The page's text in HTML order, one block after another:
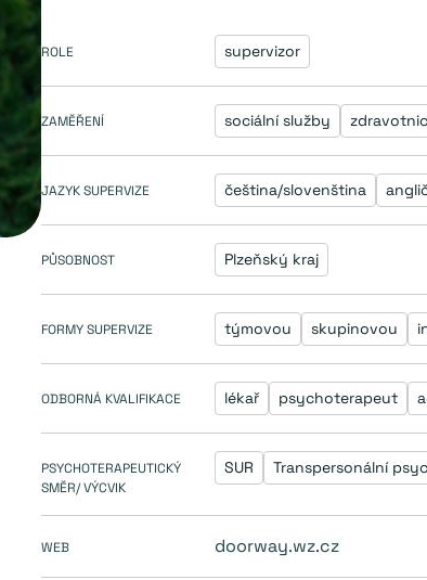
ROLE supervizor
ZAMĚŘENÍ sociální služby
JAZYK SUPERVIZE čeština/slovenština
PŮSOBNOST Plzeňský kraj
FORMY SUPERVIZE týmovou skupinovou
ODBORNÁ KVALIFIKACE lékař psychoterapeut
PSYCHOTERAPEUTICKÝ
SMĚR/ VÝCVIK
SUR Transpersonální
WEB doorway.wz.cz